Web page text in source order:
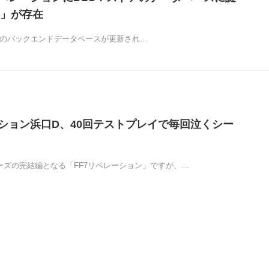
が存在
バックエンドデータベースが更新され…
ョン浜口D、40回テストプレイで毎回泣くシー
ズの完結編となる「FF7リベレーション」ですが、…